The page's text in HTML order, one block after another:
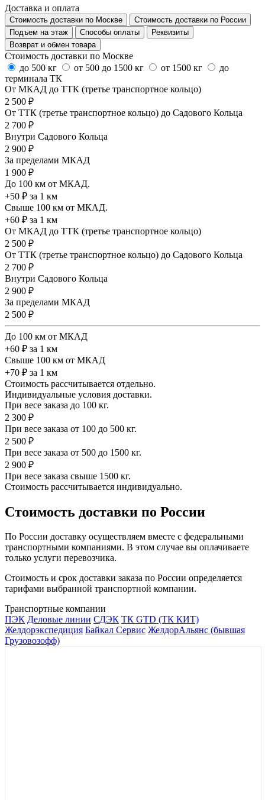
Доставка и оплата
Стоимость доставки по Москве
Стоимость доставки по России
Подъем на этаж
Способы оплаты
Реквизиты
Возврат и обмен товара
Стоимость доставки по Москве
до 500 кг
от 500 до 1500 кг от 1500 кг
до
терминала ТК
От МКАД до ТТК (третье транспортное кольцо)
2 500 ₽
От ТТК (третье транспортное кольцо) до Садового Кольца
2 700 ₽
Внутри Садового Кольца
2 900 ₽
За пределами МКАД
1 900 ₽
До 100 км от МКАД.
+50 ₽ за 1 км
Свыше 100 км от МКАД.
+60 ₽ за 1 км
От МКАД до ТТК (третье транспортное кольцо)
2 500 ₽
От ТТК (третье транспортное кольцо) до Садового Кольца
2 700 ₽
Внутри Садового Кольца
2 900 ₽
За пределами МКАД
2 500 ₽
До 100 км от МКАД
+60 ₽ за 1 км
Свыше 100 км от МКАД
+70 ₽ за 1 км
Стоимость рассчитывается отдельно.
Индивидуальные условия доставки.
При весе заказа до 100 кг.
2 300 ₽
При весе заказа от 100 до 500 кг.
2 500 ₽
При весе заказа от 500 до 1500 кг.
2 900 ₽
При весе заказа свыше 1500 кг.
Стоимость рассчитывается индивидуально.
Стоимость доставки по России
По России доставку осуществляем вместе с федеральными
транспортными компаниями. В этом случае вы оплачиваете
только услуги перевозчика.
Стоимость и срок доставки заказа по России определяется
тарифами выбранной транспортной компании.
Транспортные компании
ПЭК Деловые линии СДЭК ТК GTD (ТК КИТ)
Желдорэкспедиция Байкал Сервис ЖелдорАльянс (бывшая
Грузовозофф)